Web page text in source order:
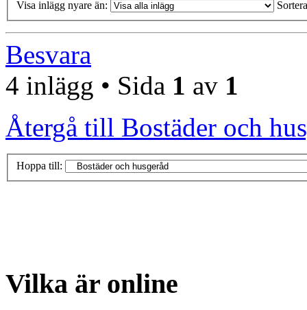
Visa inlägg nyare än:
Besvara
4 inlägg • Sida 1 av 1
Återgå till Bostäder och
Hoppa till:
Vilka är online